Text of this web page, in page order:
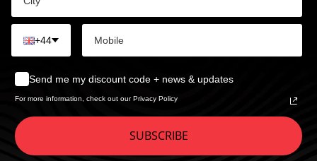
+44
Send me my discount code + news & updates
For more information, check out our Privacy Policy
SUBSCRIBE